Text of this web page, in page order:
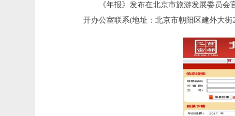
《年报》发布在北京市旅游发展委员会官
开办公室联系(地址：北京市朝阳区建外大街